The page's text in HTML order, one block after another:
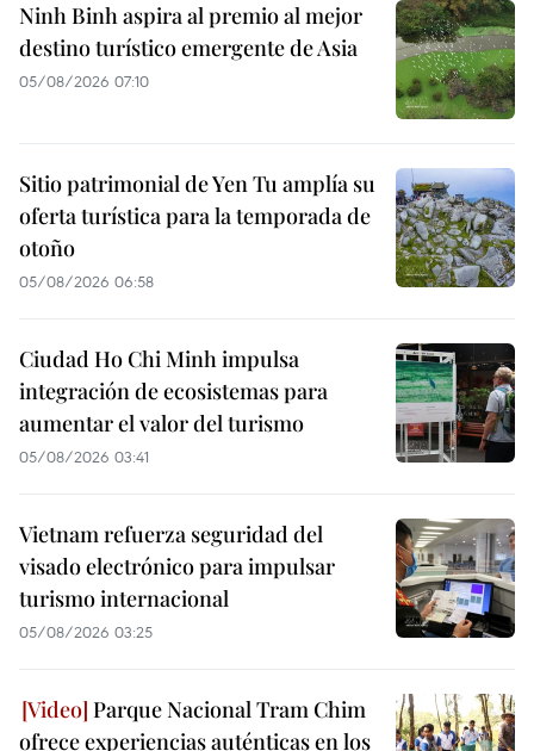
Ninh Binh aspira al premio al mejor
destino turístico emergente de Asia
05/08/2026 07:10
Sitio patrimonial de Yen Tu amplía su
oferta turística para la temporada de
otoño
05/08/2026 06:58
Ciudad Ho Chi Minh impulsa
integración de ecosistemas para
aumentar el valor del turismo
05/08/2026 03:41
Vietnam refuerza seguridad del
visado electrónico para impulsar
turismo internacional
05/08/2026 03:25
Parque Nacional Tram Chim
ofrece experiencias auténticas en los